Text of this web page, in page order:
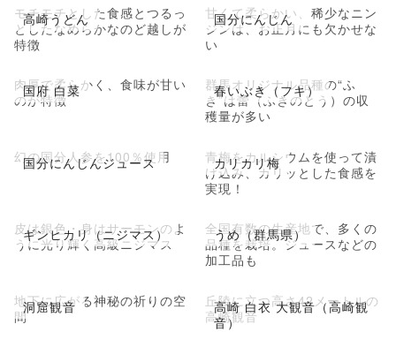
高崎うどん
モチモチとした食感とつるっ
としたなめらかなのど越しが
特徴
国分にんじん
甘くて柔らかい、稀少なニン
ジンは、お正月にも欠かせな
い
国府 白菜
肉厚で柔らかく、食味が甘い
のが特徴
春いぶき（フキ）
群馬オリジナル品種の“ふ
き”は蕾（ふきのとう）の収
穫量が多い
国分にんじんジュース
幻の国分人参を100％使用 カリカリ梅
青梅をカルシウムを使って漬
け込み、カリッとした食感を
実現！
ギンヒカリ（ニジマス）
皮は銀色・身はサーモンのよ
うに光り輝く高級ニジマス
うめ（群馬県）
全国有数の生産地で、多くの
品種を栽培。ジュースなどの
加工品も
洞窟観音
地下に広がる神秘の祈りの空
間
高崎 白衣 大観音（高崎観
音）
丘陵に立つ高さ42メートルの
高崎観音